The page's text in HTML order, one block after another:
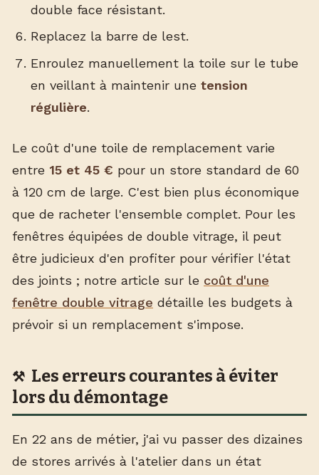
double face résistant.
Replacez la barre de lest.
Enroulez manuellement la toile sur le tube
en veillant à maintenir une tension
régulière.
Le coût d'une toile de remplacement varie
entre 15 et 45 € pour un store standard de 60
à 120 cm de large. C'est bien plus économique
que de racheter l'ensemble complet. Pour les
fenêtres équipées de double vitrage, il peut
être judicieux d'en profiter pour vérifier l'état
des joints ; notre article sur le coût d'une
fenêtre double vitrage détaille les budgets à
prévoir si un remplacement s'impose.
Les erreurs courantes à éviter
lors du démontage
En 22 ans de métier, j'ai vu passer des dizaines
de stores arrivés à l'atelier dans un état